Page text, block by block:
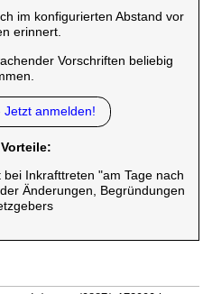
im konfigurierten Abstand vor
erinnert.
Vorschriften beliebig
Jetzt anmelden!
Inkrafttreten "am Tage nach
Änderungen, Begründungen